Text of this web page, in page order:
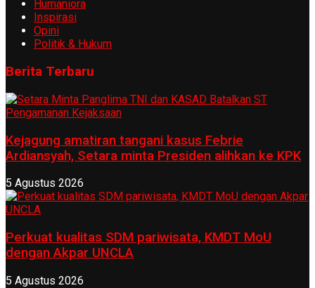
Humaniora
Inspirasi
Opini
Politik & Hukum
Berita Terbaru
Kejagung amatiran tangani kasus Febrie
Ardiansyah, Setara minta Presiden alihkan ke KPK
5 Agustus 2026
Perkuat kualitas SDM pariwisata, KMDT MoU
dengan Akpar UNCLA
5 Agustus 2026